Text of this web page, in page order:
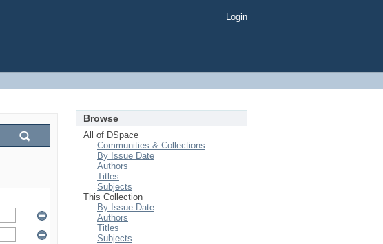
Login
Browse
All of DSpace
Communities & Collections
By Issue Date
Authors
Titles
Subjects
This Collection
By Issue Date
Authors
Titles
Subjects